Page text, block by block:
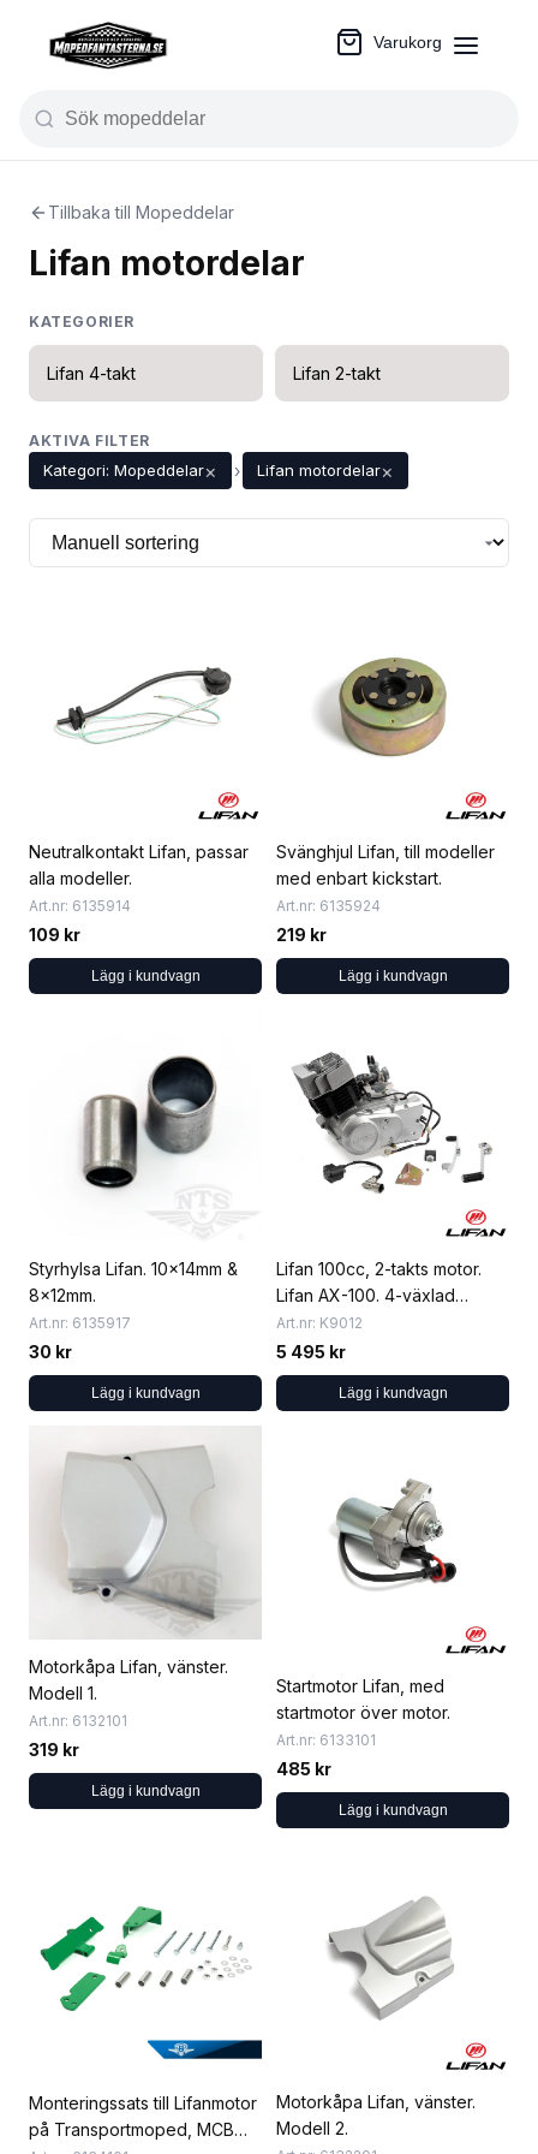
Varukorg
Tillbaka till Mopeddelar
Lifan motordelar
KATEGORIER
Lifan 4-takt Lifan 2-takt
AKTIVA FILTER
Kategori: Mopeddelar× › Lifan motordelar×
Neutralkontakt Lifan, passar
alla modeller.
Art.nr: 6135914
109 kr
Lägg i kundvagn
Svänghjul Lifan, till modeller
med enbart kickstart.
Art.nr: 6135924
219 kr
Lägg i kundvagn
Styrhylsa Lifan. 10x14mm &
8x12mm.
Art.nr: 6135917
30 kr
Lägg i kundvagn
Lifan 100cc, 2-takts motor.
Lifan AX-100. 4-växlad
manuell och kickstart.
Komplett.
Art.nr: K9012
5 495 kr
Lägg i kundvagn
Motorkåpa Lifan, vänster.
Modell 1.
Art.nr: 6132101
319 kr
Lägg i kundvagn
Startmotor Lifan, med
startmotor över motor.
Art.nr: 6133101
485 kr
Lägg i kundvagn
Monteringssats till Lifanmotor
på Transportmoped, MCB
Motorkåpa Lifan, vänster.
Modell 2.